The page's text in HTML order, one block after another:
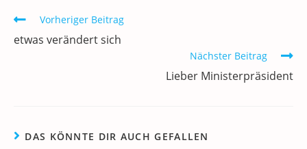
o
k
Weitere
ansehen
Vorheriger Beitrag
etwas verändert sich
Nächster Beitrag
Lieber Ministerpräsident
DAS KÖNNTE DIR AUCH GEFALLEN